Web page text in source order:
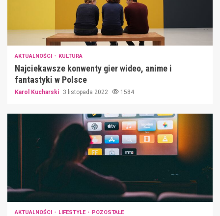
AKTUALNOŚCI KULTURA
Najciekawsze konwenty gier wideo, anime i
fantastyki w Polsce
Karol Kucharski 3 listopada 2022 1584
AKTUALNOŚCI LIFESTYLE POZOSTAŁE